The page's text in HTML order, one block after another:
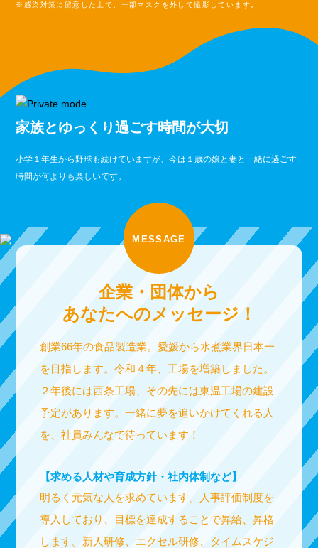
※感染対策に留意した上で、一部マスクを外して撮影しています。
家族とゆっくり過ごす時間が大切
小学１年生から野球も続けていますが、今は１歳の娘と妻と一緒に過ごす
時間が何よりも楽しいです。
MESSAGE
企業・団体から
あなたへのメッセージ！
創業66年の食品製造業。愛媛から水煮業界日本一
を目指します。令和４年、工場を増築しました。
２年後には西条工場、その先には東温工場の建設
予定があります。一緒に夢を追いかけてくれる人
を、社員みんなで待っています！
【求める人材や育成方針・社内体制など】
明るく元気な人を求めています。人事評価制度を
導入しており、目標を達成することで昇給、昇格
します。新人研修、エクセル研修、タイムスケジ